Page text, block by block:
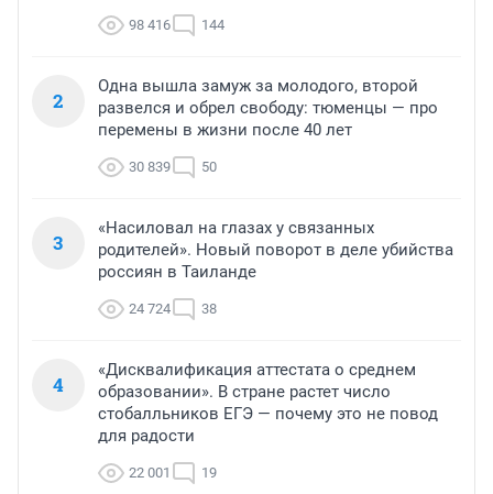
98 416 144
2
Одна вышла замуж за молодого, второй
развелся и обрел свободу: тюменцы — про
перемены в жизни после 40 лет
30 839 50
3
«Насиловал на глазах у связанных
родителей». Новый поворот в деле убийства
россиян в Таиланде
24 724 38
4
«Дисквалификация аттестата о среднем
образовании». В стране растет число
стобалльников ЕГЭ — почему это не повод
для радости
22 001 19